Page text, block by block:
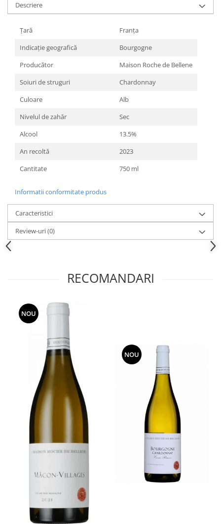
Descriere
Țară
Franța
Indicație geografică
Bourgogne
Producător
Maison Roche de Bellene
Soiuri de struguri
Chardonnay
Culoare
Alb
Nivelul de zahăr
Sec
Alcool
13.5%
An recoltă
2023
Cantitate
750 ml
Informatii conformitate produs
Caracteristici
Review-uri(0)
RECOMANDARI
NOU
NOU